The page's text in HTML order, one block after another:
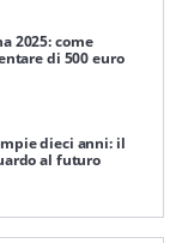
2025: come
di 500 euro
dieci anni: il
al futuro